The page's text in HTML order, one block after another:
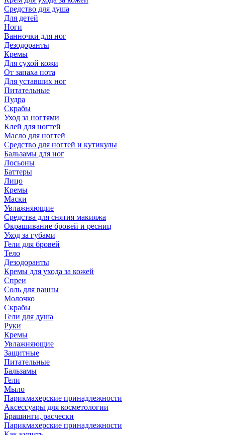
Средство для душа
Для детей
Ноги
Ванночки для ног
Дезодоранты
Кремы
Для сухой кожи
От запаха пота
Для уставших ног
Питательные
Пудра
Скрабы
Уход за ногтями
Клей для ногтей
Масло для ногтей
Средство для ногтей и кутикулы
Бальзамы для ног
Лосьоны
Баттеры
Лицо
Кремы
Маски
Увлажняющие
Средства для снятия макияжа
Окрашивание бровей и ресниц
Уход за губами
Гели для бровей
Тело
Дезодоранты
Кремы для ухода за кожей
Спреи
Соль для ванны
Молочко
Скрабы
Гели для душа
Руки
Кремы
Увлажняющие
Защитные
Питательные
Бальзамы
Гели
Мыло
Парикмахерские принадлежности
Аксессуары для косметологии
Брашинги, расчески
Парикмахерские принадлежности